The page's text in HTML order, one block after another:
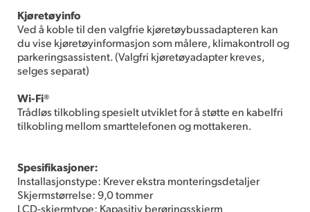
Kjøretøyinfo
Ved å koble til den valgfrie kjøretøybussadapteren kan
du vise kjøretøyinformasjon som målere, klimakontroll og
parkeringsassistent. (Valgfri kjøretøyadapter kreves,
selges separat)
Wi-Fi®
Trådløs tilkobling spesielt utviklet for å støtte en kabelfri
tilkobling mellom smarttelefonen og mottakeren.
Spesifikasjoner:
Installasjonstype: Krever ekstra monteringsdetaljer
Skjermstørrelse: 9,0 tommer
LCD-skjermtype: Kapasitiv berøringsskjerm